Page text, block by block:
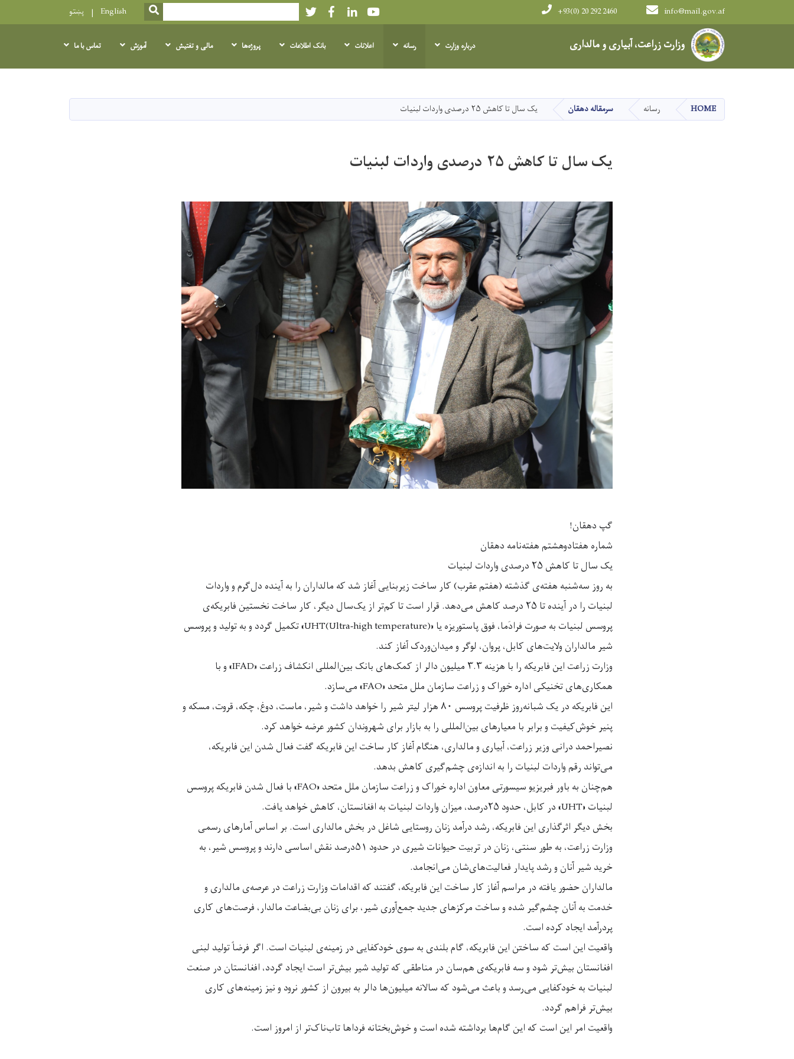
content
وزارت زراعت، آبیاری و مالداری
info@mail.gov.af
+93(0) 20 292 2460
Youtube
LinkedIn
Facebook
Twitter
Search
SEARCH
English پښتو
Main navigation
درباره وزارت رسانه اعلانات بانک اطلاعات پروژه‌ها مالی و تفتیش آموزش تماس با ما
HOME رسانه سرمقاله دهقان یک سال تا کاهش ۲۵ درصدی واردات لبنیات
یک سال تا کاهش ۲۵ درصدی واردات لبنیات
گپ دهقان!
شماره هفتادوهشتم هفته‌نامه دهقان
یک سال تا کاهش ۲۵ درصدی واردات لبنیات
به روز سه‌شنبه هفته‌ی گذشته (هفتم عقرب) کار ساخت زیربنایی آغاز شد که مالداران را به آینده دل‌گرم و واردات
لبنیات را در آینده تا ۲۵ درصد کاهش می‌دهد. قرار است تا کم‌تر از یک‌سال دیگر، کار ساخت‌ نخستین فابریکه‌ی
پروسس لبنیات به صورت فرادَما، فوق پاستوریزه یا «(Ultra-high temperature)UHT» تکمیل گردد و به تولید و پروسس
شیر مالداران ولایت‌های کابل، پروان، لوگر و میدان‌وردک آغاز کند.
وزارت زراعت این فا
بریکه را با هزینه ۳.۳ میلیون دالر از کمک‌های بانک بین‌المللی انکشاف زراعت «IFAD» و با
همکاری‌های تخنیکی اداره خوراک و زراعت سازمان ملل متحد «FAO» می‌سازد.
این فابریکه در یک شبانه‌روز ظرفیت پروسس ۸۰ هزار لیتر شیر را خواهد داشت و شیر، ماست، دوغ، چکه، قروت، مسکه و
پنیر خوش‌کیفیت و برابر با معیارهای بین‌المللی را به بازار برای شهروندان کشور عرضه خواهد کرد.
نصیراحمد درانی وزیر زراعت، آبیاری و مالداری، هنگام آغاز کار ساخت این فابریکه گفت فعال شدن این فابریکه،
می‌تواند رقم واردات لبنیات را به اندازه‌ی چشم‌گیری کاهش بدهد.
هم‌چنان به باور فبریزیو سیسورتی معاون اداره خوراک و زراعت سازمان ملل متحد «FAO» با فعال شدن فابریکه پروسس
لبنیات «UHT» در کابل، حدود ۲۵درصد، میزان واردات لبنیات به افغانستان، کاهش خواهد یافت.
بخش دیگر اثرگذاری این فابریکه، رشد درآمد زنان روستایی شاغل در بخش مالداری است. بر اساس آمارهای رسمی
وزارت زراعت، به طور سنتی، زنان در تربیت حيوانات شیری در حدود ۵۱درصد نقش اساسی دارند و پروسس شیر، به
خرید شیر آنان و رشد پایدار فعالیت‌های‌شان می‌انجامد.
مالداران حضور یافته در مراسم آغاز کار ساخت این فابریکه، گفتند که اقدامات وزارت زراعت در عرصه‌ی مالداری و
خدمت به آنان چشم‌گیر شده و ساخت مرکزهای جدید جمع‌آوری شیر، برای زنان بی‌بضاعت مالدار، فرصت‌های کاری
پردرآمد ایجاد کرده است.
واقعیت این است که ساختن این فابریکه، گام بلندی به سوی خودکفایی در زمینه‌ی لبنیات است. اگر فرضاً تولید لبنی
افغانستان بیش‌تر شود و سه فابریکه‌ی هم‌سان در مناطقی که تولید شیر بیش‌تر است ایجاد گردد، افغانستان در صنعت
لبنیات به خودکفایی می‌رسد و باعث می‌شود که سالانه میلیون‌ها دالر به بیرون از کشور نرود و نیز زمینه‌های کاری
بیش‌تر فراهم گردد.
واقعیت امر این است که این گام‌ها برداشته شده است و خوش‌بختانه فرداها تاب‌ناک‌تر از امروز است.